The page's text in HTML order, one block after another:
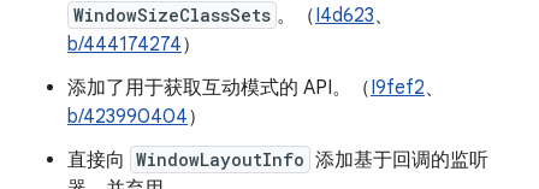
WindowSizeClassSets 。（I4d623、
b/444174274）
添加了用于获取互动模式的 API。（I9fef2、
b/423990404）
直接向 WindowLayoutInfo 添加基于回调的监听